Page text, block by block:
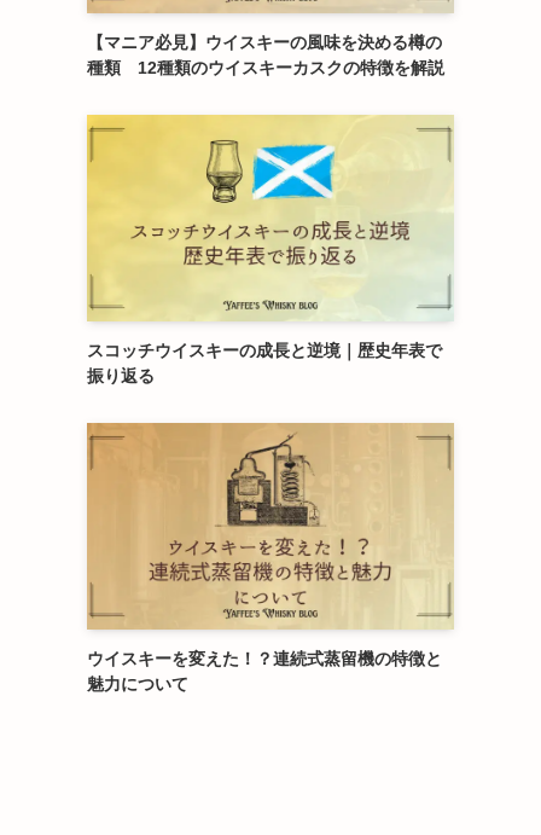
【マニア必見】ウイスキーの風味を決める樽の
種類 12種類のウイスキーカスクの特徴を解説
スコッチウイスキーの成長と逆境｜歴史年表で
振り返る
ウイスキーを変えた！？連続式蒸留機の特徴と
魅力について